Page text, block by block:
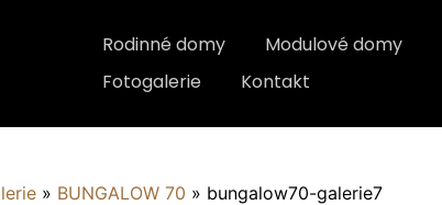
Rodinné domy Modulové domy
Fotogalerie
Kontakt
» BUNGALOW 70 » bungalow70-galerie7